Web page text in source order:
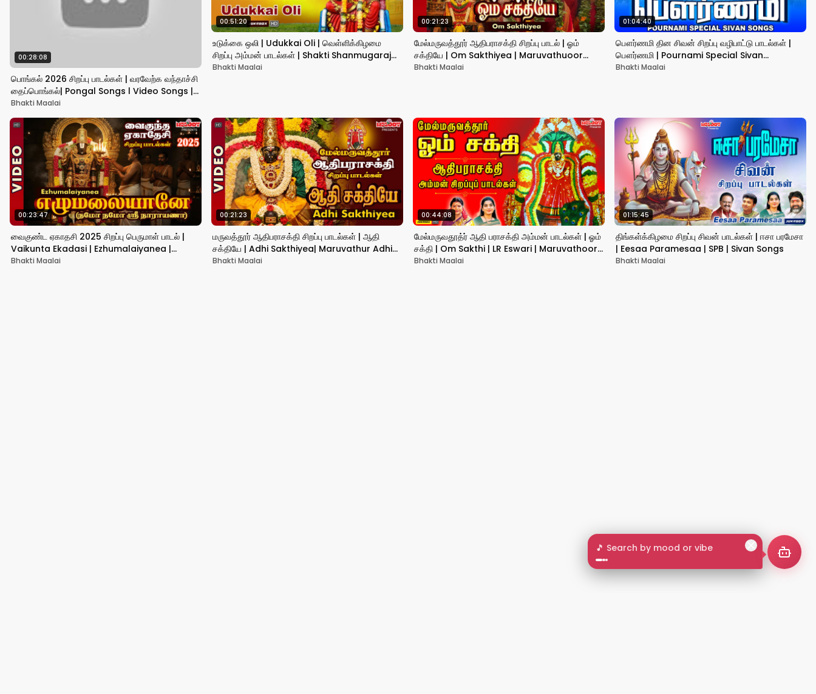
🎵 Search by mood or vibe
00:28:08
பொங்கல் 2026 சிறப்பு பாடல்கள் | வரவேற்க வந்தாச்சி
தைப்பொங்கல்| Pongal Songs l Video Songs |
Pongalo
Bhakti Maalai
00:51:20
உடுக்கை ஒலி | Udukkai Oli | வெள்ளிக்கிழமை
சிறப்பு அம்மன் பாடல்கள் | Shakti Shanmugaraja|
Amman Songs
Bhakti Maalai
00:21:23
மேல்மருவத்தூர் ஆதிபராசக்தி சிறப்பு பாடல் | ஓம்
சக்தியே | Om Sakthiyea | Maruvathuoor
Padalgal |Amman
Bhakti Maalai
01:04:40
பௌர்ணமி தின சிவன் சிறப்பு வழிபாட்டு பாடல்கள் |
பௌர்ணமி | Pournami Special Sivan
Songs|SPB|Shivan Song
Bhakti Maalai
00:23:47
வைகுண்ட ஏகாதசி 2025 சிறப்பு பெருமாள் பாடல் |
Vaikunta Ekadasi | Ezhumalaiyanea |
Perumal Padalgal
Bhakti Maalai
00:21:23
மருவத்தூர் ஆதிபராசக்தி சிற‌ப்பு பாட‌ல்க‌ள் | ஆதி
சக்தியே | Adhi Sakthiyea| Maruvathur Adhi
Parsakthi
Bhakti Maalai
00:44:08
மேல்மருவதூத்ர் ஆதி பராசக்தி அம்மன் பாடல்கள் | ஓம்
சக்தி | Om Sakthi | LR Eswari | Maruvathoor
Amman
Bhakti Maalai
01:15:45
திங்கள்க்கிழமை சிறப்பு சிவன் பாடல்கள் | ஈசா பரமேசா
| Eesaa Paramesaa | SPB | Sivan Songs
Bhakti Maalai